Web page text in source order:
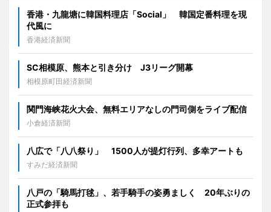
香港・九龍塘に韓国料理店「Social」 韓国定番料理を現
代風に
香港経済新聞
SC相模原、熊本と引き分け J3リーグ開幕
相模原町田経済新聞
関門海峡花火大会、無料エリアなしの門司側をライブ配信
小倉経済新聞
八広で「八八祭り」 1500人が提灯行列、多幸アートも
すみだ経済新聞
八戸の「騎馬打毬」、若手騎手の姿勇ましく 20年ぶりの
正式参拝も